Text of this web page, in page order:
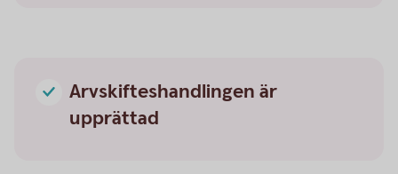
Arvskifteshandlingen är
upprättad